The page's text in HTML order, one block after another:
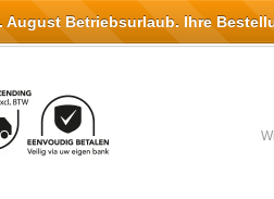
Betriebsurlaub. Ihre